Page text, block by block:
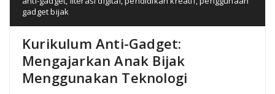
gadget bijak
Kurikulum Anti-Gadget:
Mengajarkan Anak Bijak
Menggunakan Teknologi